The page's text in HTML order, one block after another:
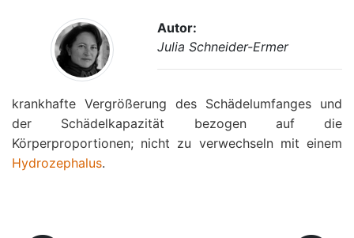
Autor:
Julia Schneider-Ermer
krankhafte Vergrößerung des Schädelumfanges und
der Schädelkapazität bezogen auf die
Körperproportionen; nicht zu verwechseln mit einem
Hydrozephalus.